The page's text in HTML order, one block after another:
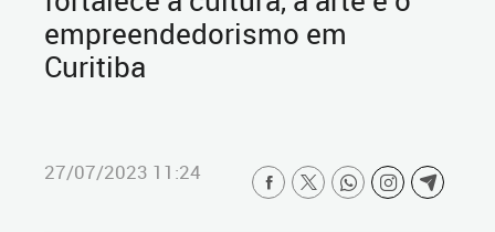
empreendedorismo em
Curitiba
27/07/2023 11:24